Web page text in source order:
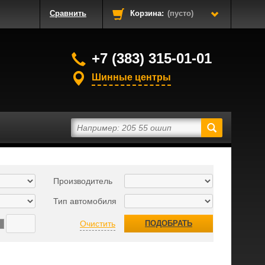
Сравнить Корзина: (пусто)
+7 (383) 315-01-01
Шинные центры
Производитель
Тип автомобиля
Очистить ПОДОБРАТЬ